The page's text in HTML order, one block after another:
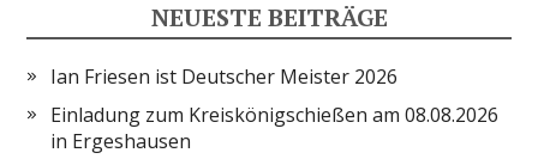
NEUESTE BEITRÄGE
Ian Friesen ist Deutscher Meister 2026
Einladung zum Kreiskönigschießen am 08.08.2026
in Ergeshausen